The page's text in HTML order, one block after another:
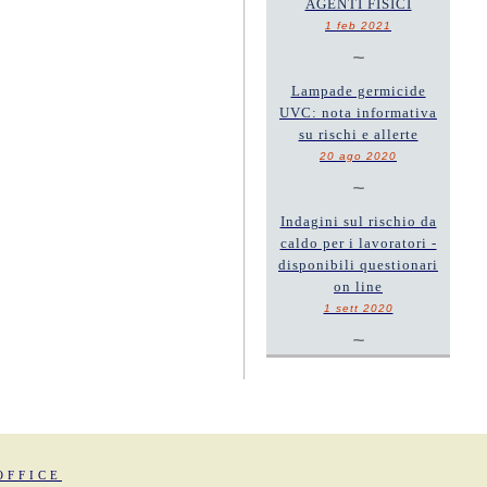
AGENTI FISICI
1 feb 2021
~
Lampade germicide
UVC: nota informativa
su rischi e allerte
20 ago 2020
~
Indagini sul rischio da
caldo per i lavoratori -
disponibili questionari
on line
1 sett 2020
~